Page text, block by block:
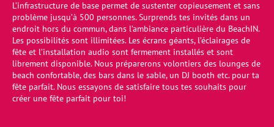
L’infrastructure de base permet de sustenter copieusement et sans
problème jusqu’à 500 personnes. Surprends tes invités dans un
endroit hors du commun, dans l’ambiance particulière du BeachIN.
Les possibilités sont illimitées. Les écrans géants, l’éclairages de
fête et l’installation audio sont fermement installés et sont
librement disponible. Nous préparerons volontiers des lounges de
beach confortable, des bars dans le sable, un DJ booth etc. pour ta
fête parfait. Nous essayons de satisfaire tous tes souhaits pour
créer une fête parfait pour toi!